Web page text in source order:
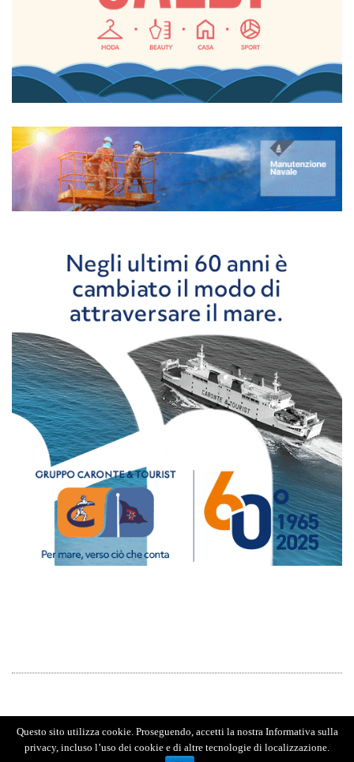
Questo sito utilizza cookie. Proseguendo, accetti la nostra Informativa sulla
privacy, incluso l’uso dei cookie e di altre tecnologie di localizzazione.